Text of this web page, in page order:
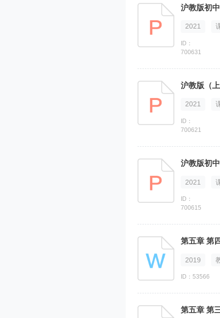
沪教版初
2021
ID：
700631
沪教版（
2021
ID：
700621
沪教版初
2021
ID：
700615
第五章 第
2019
ID：53566
第五章 第